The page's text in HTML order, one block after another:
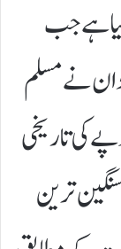
ہے جب
نے مسلم
پر 75 کروڑ روپے کی تاریخی
ترین